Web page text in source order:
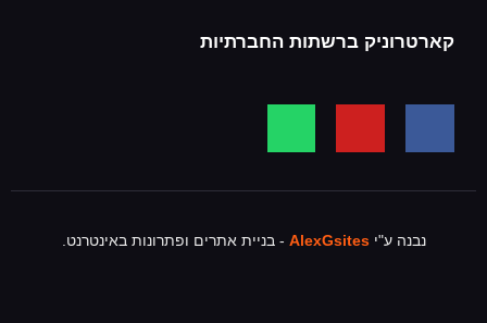
קארטרוניק ברשתות החברתיות
נבנה ע"יAlexGsites - בניית אתרים ופתרונות באינטרנט.